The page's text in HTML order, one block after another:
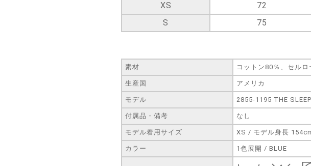
XS 72
S
75
素材 コットン80％、セル
生産国 アメリカ
モデル 2855-1195 THE
付属品・備考 なし
モデル着用サイズ XS / モデル身長
カラー 1色展開 / BLUE